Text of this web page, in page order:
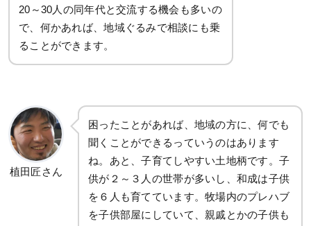
20～30人の同年代と交流する機会も多いの
で、何かあれば、地域ぐるみで相談にも乗
ることができます。
植田匠さん
困ったことがあれば、地域の方に、何でも
聞くことができるっていうのはあります
ね。あと、子育てしやすい土地柄です。子
供が２～３人の世帯が多いし、和成は子供
を６人も育てています。牧場内のプレハブ
を子供部屋にしていて、親戚とかの子供も